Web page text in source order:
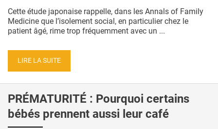
Cette étude japonaise rappelle, dans les Annals of Family
Medicine que l’isolement social, en particulier chez le
patient âgé, rime trop fréquemment avec un ...
LIRE LA SUITE
PRÉMATURITÉ : Pourquoi certains
bébés prennent aussi leur café